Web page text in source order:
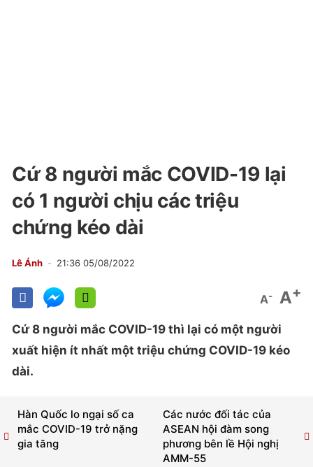
Cứ 8 người mắc COVID-19 lại
có 1 người chịu các triệu
chứng kéo dài
Lê Ánh 21:36 05/08/2022
A- A+
Cứ 8 người mắc COVID-19 thì lại có một người
xuất hiện ít nhất một triệu chứng COVID-19 kéo
dài.
Các nước đối tác của
ASEAN hội đàm song
phương bên lề Hội nghị
AMM-55
Hàn Quốc lo ngại số ca
mắc COVID-19 trở nặng
gia tăng